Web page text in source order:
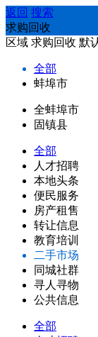
返回 搜索
求购回收
区域 求购回收 默
全部
蚌埠市
全蚌埠市
固镇县
全部
人才招聘
本地头条
便民服务
房产租售
转让信息
教育培训
二手市场
同城社群
寻人寻物
公共信息
全部